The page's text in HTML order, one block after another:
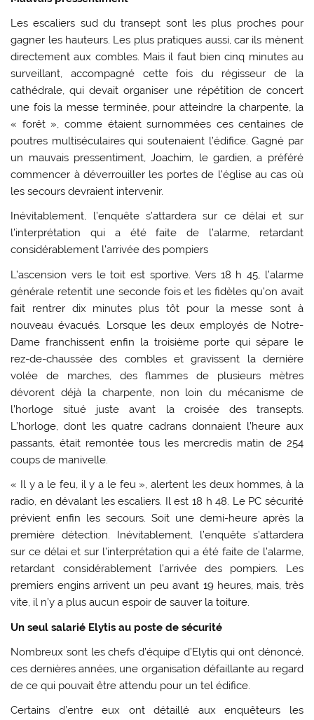
Les escaliers sud du transept sont les plus proches pour
gagner les hauteurs. Les plus pratiques aussi, car ils mènent
directement aux combles. Mais il faut bien cinq minutes au
surveillant, accompagné cette fois du régisseur de la
cathédrale, qui devait organiser une répétition de concert
une fois la messe terminée, pour atteindre la charpente, la
« forêt », comme étaient surnommées ces centaines de
poutres multiséculaires qui soutenaient l’édifice. Gagné par
un mauvais pressentiment, Joachim, le gardien, a préféré
commencer à déverrouiller les portes de l’église au cas où
les secours devraient intervenir.
Inévitablement, l’enquête s’attardera sur ce délai et sur
l’interprétation qui a été faite de l’alarme, retardant
considérablement l’arrivée des pompiers
L’ascension vers le toit est sportive. Vers 18 h 45, l’alarme
générale retentit une seconde fois et les fidèles qu’on avait
fait rentrer dix minutes plus tôt pour la messe sont à
nouveau évacués. Lorsque les deux employés de Notre-
Dame franchissent enfin la troisième porte qui sépare le
rez-de-chaussée des combles et gravissent la dernière
volée de marches, des flammes de plusieurs mètres
dévorent déjà la charpente, non loin du mécanisme de
l’horloge situé juste avant la croisée des transepts.
L’horloge, dont les quatre cadrans donnaient l’heure aux
passants, était remontée tous les mercredis matin de 254
coups de manivelle.
« Il y a le feu, il y a le feu », alertent les deux hommes, à la
radio, en dévalant les escaliers. Il est 18 h 48. Le PC sécurité
prévient enfin les secours. Soit une demi-heure après la
première détection. Inévitablement, l’enquête s’attardera
sur ce délai et sur l’interprétation qui a été faite de l’alarme,
retardant considérablement l’arrivée des pompiers. Les
premiers engins arrivent un peu avant 19 heures, mais, très
vite, il n’y a plus aucun espoir de sauver la toiture.
Un seul salarié Elytis au poste de sécurité
Nombreux sont les chefs d’équipe d’Elytis qui ont dénoncé,
ces dernières années, une organisation défaillante au regard
de ce qui pouvait être attendu pour un tel édifice.
Certains d’entre eux ont détaillé aux enquêteurs les